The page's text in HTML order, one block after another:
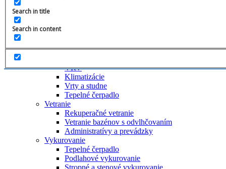
Search in title
Search in content
info@whirlon-vykurovanie.sk
O nás
Chladenie
VRV
Klimatizácie
Vrty a studne
Tepelné čerpadlo
Vetranie
Rekuperačné vetranie
Vetranie bazénov s odvlhčovaním
Administratívy a prevádzky
Vykurovanie
Tepelné čerpadlo
Podlahové vykurovanie
Stropné a stenové vykurovanie